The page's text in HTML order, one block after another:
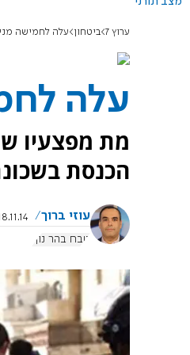
ערוץ 7 ביטחון עלה לחמישה
עלה
מת מפצעיו
הכנסת
עוזי ברוך
23:50
טבח בהר נוף